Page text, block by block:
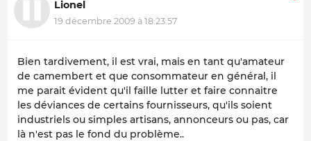
Lionel
19 décembre 2009 à 18:23:57
Bien tardivement, il est vrai, mais en tant qu'amateur
de camembert et que consommateur en général, il
me parait évident qu'il faille lutter et faire connaitre
les déviances de certains fournisseurs, qu'ils soient
industriels ou simples artisans, annonceurs ou pas, car
là n'est pas le fond du problème..